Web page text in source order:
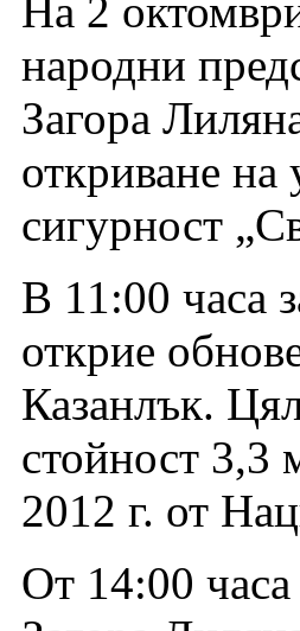
На 2
народни
Загора
откриване на
сигурност
В 11:00 часа
открие
Казанлък.
стойност 3,3
2012 г. от
От 14:00 часа